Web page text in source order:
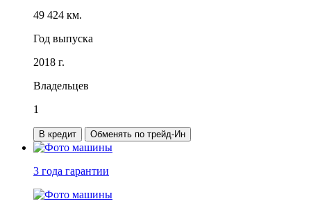
49 424 км.
Год выпуска
2018 г.
Владельцев
1
В кредит Обменять по трейд-Ин
3 года гарантии